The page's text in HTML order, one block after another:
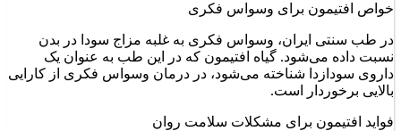
خواص افتیمون برای وسواس فکری
در طب سنتی ایران، وسواس فکری به غلبه مزاج سودا در بدن
نسبت داده می‌شود. گیاه افتیمون که در این طب به عنوان یک
داروی سودازدا شناخته می‌شود، در درمان وسواس فکری از کارایی
بالایی برخوردار است.
فواید افتیمون برای مشکلات سلامت روان